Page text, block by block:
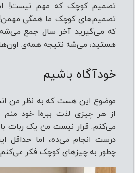
تصمیم کوچک که مهم نیست!
تصمیم‌های کوچک ما همگی
که می‌گیرید آخر سال جمع
هستید، می‌شه نتیجه همه‌ی
خودآگاه باشیم
موضوع این هست که به نظر من
از هر چیزی لذت ببره! خود
می‌کنم. قرار نیست من یک ربات
درست انجام می‌ده، اما حداقل
چطور به چیزهای کوچک فکر